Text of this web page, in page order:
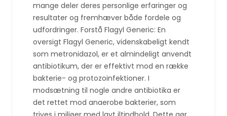
mange deler deres personlige erfaringer og
resultater og fremhæver både fordele og
udfordringer. Forstå Flagyl Generic: En
oversigt Flagyl Generic, videnskabeligt kendt
som metronidazol, er et almindeligt anvendt
antibiotikum, der er effektivt mod en række
bakterie- og protozoinfektioner. I
modsætning til nogle andre antibiotika er
det rettet mod anaerobe bakterier, som